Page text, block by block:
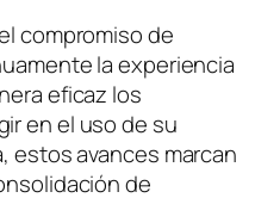
compromiso de
la experiencia
eficaz los
en el uso de su
estos avances marcan
de